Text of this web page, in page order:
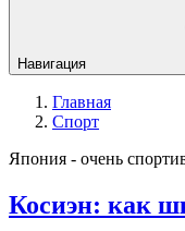
Навигация
Главная
Спорт
Япония - очень
Косиэн: как